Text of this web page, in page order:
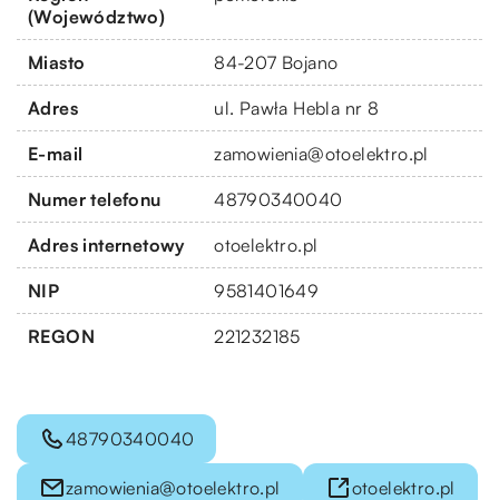
(Województwo)
Miasto 84-207 Bojano
Adres ul. Pawła Hebla nr 8
E-mail zamowienia@otoelektro.pl
Numer telefonu 48790340040
Adres internetowy otoelektro.pl
NIP 9581401649
REGON 221232185
48790340040
zamowienia@otoelektro.pl otoelektro.pl